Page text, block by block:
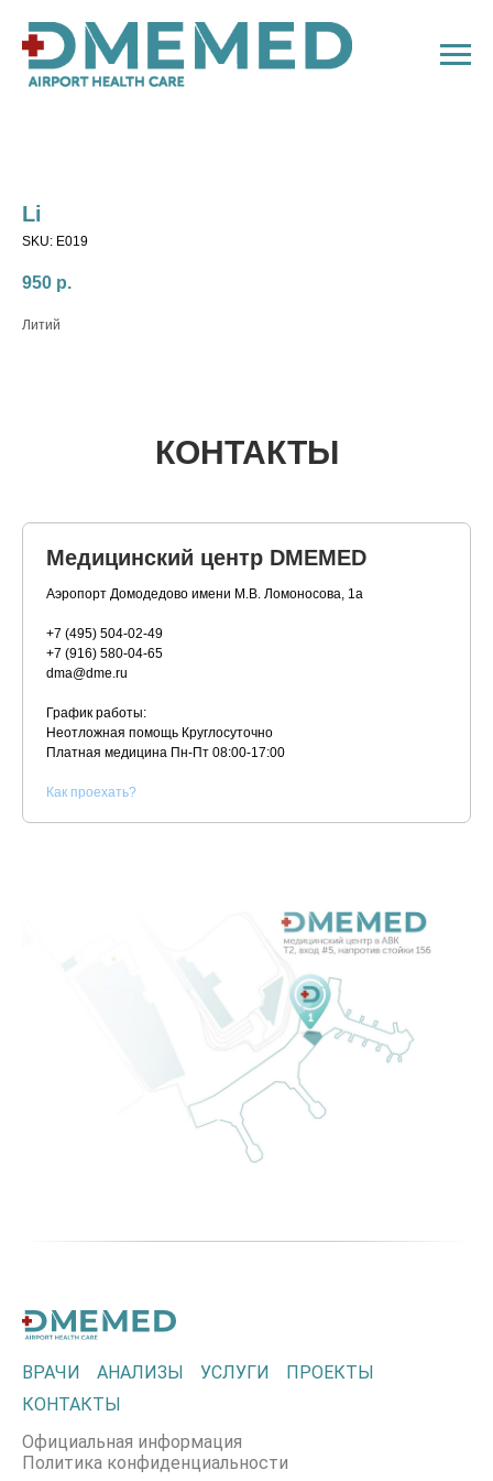
Li
SKU: E019
950 р.
Литий
КОНТАКТЫ
Медицинский центр DMEMED
Аэропорт Домодедово имени М.В. Ломоносова, 1а
+7 (495) 504-02-49
+7 (916) 580-04-65
dma@dme.ru
График работы:
Неотложная помощь Круглосуточно
Платная медицина Пн-Пт 08:00-17:00
Как проехать?
ВРАЧИ АНАЛИЗЫ УСЛУГИ
ПРОЕКТЫ
КОНТАКТЫ
Официальная информация
Политика конфиденциальности